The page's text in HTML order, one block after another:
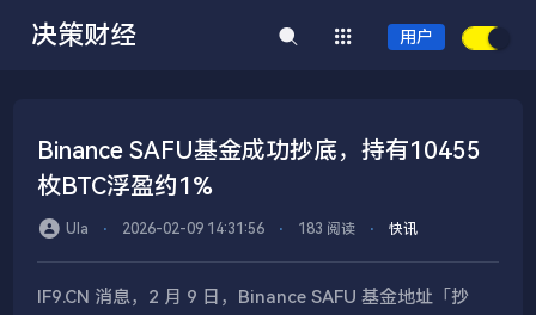
决策财经 用户
Binance SAFU基金成功抄底，持有10455
枚BTC浮盈约1%
Ula ⋅ 2026-02-09 14:31:56 ⋅ 183 阅读 ⋅ 快讯
IF9.CN 消息，2 月 9 日，Binance SAFU 基金地址「抄